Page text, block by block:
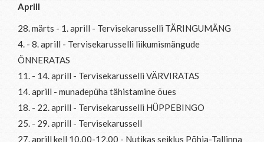
Aprill
28. märts - 1. aprill - Tervisekarusselli TÄRINGUMÄNG
4. - 8. aprill - Tervisekarusselli liikumismängude
ÕNNERATAS
11. - 14. aprill - Tervisekarusselli VÄRVIRATAS
14. aprill - munadepüha tähistamine õues
18. - 22. aprill - Tervisekarusselli HÜPPEBINGO
25. - 29. aprill - Tervisekarussell
27. aprill kell 10.00-12.00 - Nutikas seiklus Põhja-Tallinna